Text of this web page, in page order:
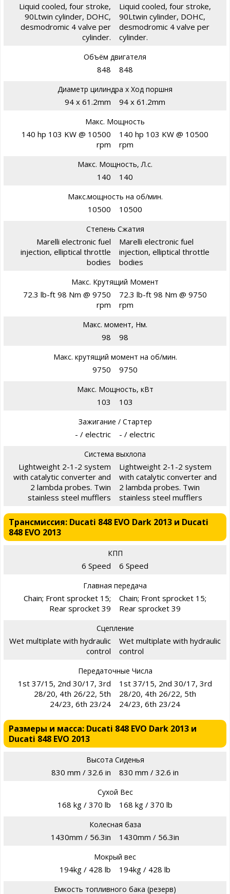
Liquid cooled, four stroke,
90Ltwin cylinder, DOHC,
desmodromic 4 valve per
cylinder.
Liquid cooled, four stroke,
90Ltwin cylinder, DOHC,
desmodromic 4 valve per
cylinder.
Объём двигателя
848 848
Диаметр цилиндра х Ход поршня
94 x 61.2mm 94 x 61.2mm
Макс. Мощность
140 hp 103 KW @ 10500
rpm
140 hp 103 KW @ 10500
rpm
Макс. Мощность, Л.с.
140 140
Макс.мощность на об/мин.
10500 10500
Степень Сжатия
Marelli electronic fuel
injection, elliptical throttle
bodies
Marelli electronic fuel
injection, elliptical throttle
bodies
Макс. Крутящий Момент
72.3 lb-ft 98 Nm @ 9750
rpm
72.3 lb-ft 98 Nm @ 9750
rpm
Макс. момент, Нм.
98 98
Макс. крутящий момент на об/мин.
9750 9750
Макс. Мощность, кВт
103 103
Зажигание / Стартер
- / electric - / electric
Система выхлопа
Lightweight 2-1-2 system
with catalytic converter and
2 lambda probes. Twin
stainless steel mufflers
Lightweight 2-1-2 system
with catalytic converter and
2 lambda probes. Twin
stainless steel mufflers
Трансмиссия: Ducati 848 EVO Dark 2013 и Ducati
848 EVO 2013
КПП
6 Speed 6 Speed
Главная передача
Chain; Front sprocket 15;
Rear sprocket 39
Chain; Front sprocket 15;
Rear sprocket 39
Сцепление
Wet multiplate with hydraulic
control
Wet multiplate with hydraulic
control
Передаточные Числа
1st 37/15, 2nd 30/17, 3rd
28/20, 4th 26/22, 5th
24/23, 6th 23/24
1st 37/15, 2nd 30/17, 3rd
28/20, 4th 26/22, 5th
24/23, 6th 23/24
Размеры и масса: Ducati 848 EVO Dark 2013 и
Ducati 848 EVO 2013
Высота Сиденья
830 mm / 32.6 in 830 mm / 32.6 in
Сухой Вес
168 kg / 370 lb 168 kg / 370 lb
Колесная база
1430mm / 56.3in 1430mm / 56.3in
Мокрый вес
194kg / 428 lb 194kg / 428 lb
Емкость топливного бака (резерв)